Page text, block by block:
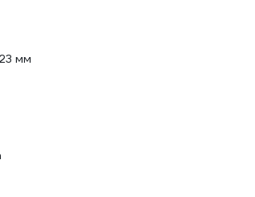
мм